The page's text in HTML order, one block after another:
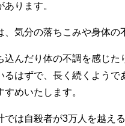
あります。
、気分の落ちこみや身体の
込んだり体の不調を感じ
るはずで、長く続くよう
すめいたします。
では自殺者が3万人を越え